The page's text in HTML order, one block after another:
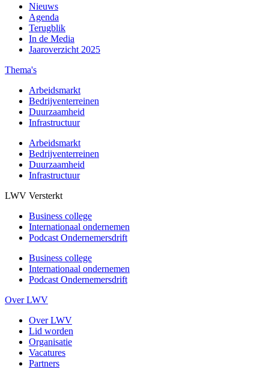
Nieuws
Agenda
Terugblik
In de Media
Jaaroverzicht 2025
Thema's
Arbeidsmarkt
Bedrijventerreinen
Duurzaamheid
Infrastructuur
Arbeidsmarkt
Bedrijventerreinen
Duurzaamheid
Infrastructuur
LWV Versterkt
Business college
Internationaal ondernemen
Podcast Ondernemersdrift
Business college
Internationaal ondernemen
Podcast Ondernemersdrift
Over LWV
Over LWV
Lid worden
Organisatie
Vacatures
Partners